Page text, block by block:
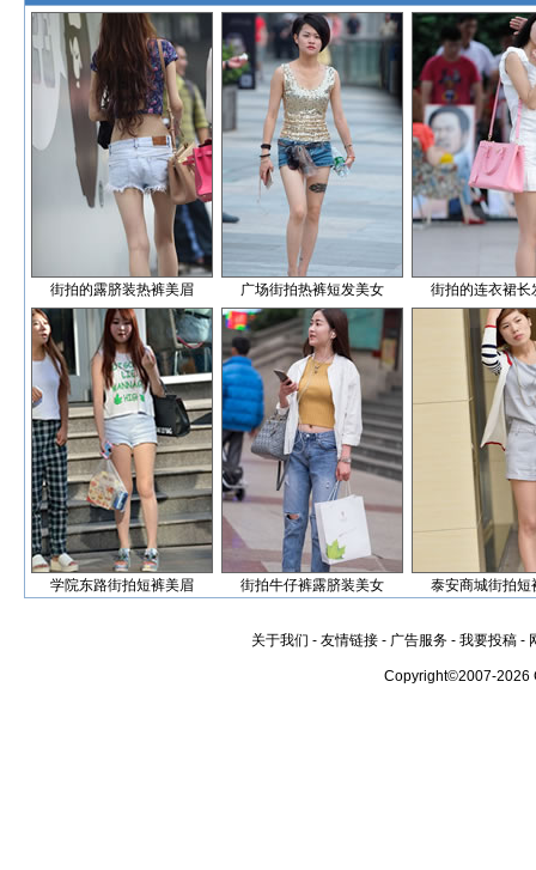
街拍的露脐装热裤美眉 广场街拍热裤短发美女 街拍的连衣裙长
学院东路街拍短裤美眉 街拍牛仔裤露脐装美女 泰安商城街拍短
关于我们 - 友情链接 - 广告服务 - 我要投稿 -
Copyright©2007-2026